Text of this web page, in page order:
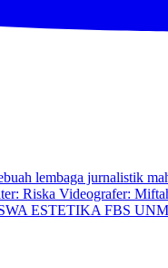
ESTETIKA FBS UNM